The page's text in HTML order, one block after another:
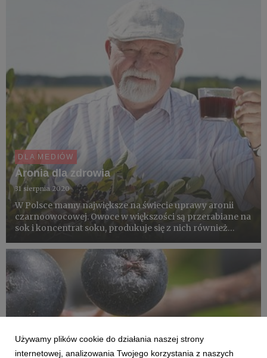
DLA MEDIÓW
Aronia dla zdrowia
31 sierpnia 2020
W Polsce mamy największe na świecie uprawy aronii
czarnoowocowej. Owoce w większości są przerabiane na
sok i koncentrat soku, produkuje się z nich również
doceniamy jej zalet i pro-zdrowotnego działania. A
aronią intere...
Używamy plików cookie do działania naszej strony
internetowej, analizowania Twojego korzystania z naszych